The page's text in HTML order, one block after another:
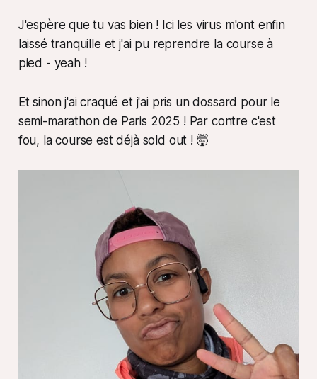
J'espère que tu vas bien ! Ici les virus m'ont enfin
laissé tranquille et j'ai pu reprendre la course à
pied - yeah !
Et sinon j'ai craqué et j'ai pris un dossard pour le
semi-marathon de Paris 2025 ! Par contre c'est
fou, la course est déjà sold out ! 🤯